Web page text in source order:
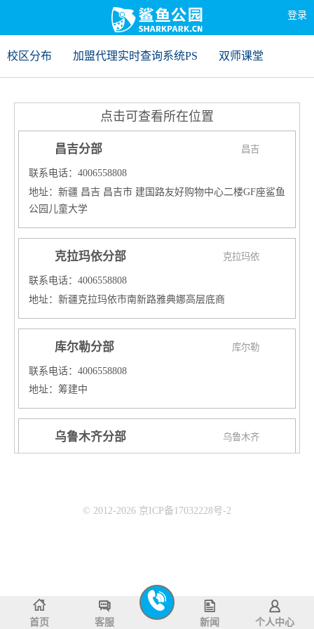
登录
校区分布 加盟代理实时查询系统PS 双师课堂
点击可查看所在位置
昌吉分部 昌吉
联系电话：4006558808
地址：新疆 昌吉 昌吉市 建国路友好购物中心二楼GF座鲨鱼
公园儿童大学
克拉玛依分部 克拉玛依
联系电话：4006558808
地址：新疆克拉玛依市南新路雅典娜高层底商
库尔勒分部 库尔勒
联系电话：4006558808
地址：筹建中
乌鲁木齐分部 乌鲁木齐
校区二：乌鲁木齐天山区国际置地新天地培训中心
联系电话：4006558808
地址：武威市凉州区天一时代城郁金香门口二楼
首页 客服 新闻 个人中心
© 2012-2026 京ICP备17032228号-2